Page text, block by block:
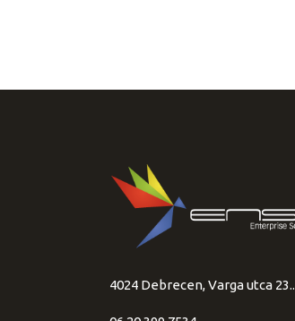
4024 Debrecen, Varga utca 23..